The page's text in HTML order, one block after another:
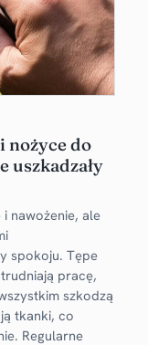
nożyce do
uszkadzały
nawożenie, ale
spokoju. Tępe
pracę,
szkodzą
tkanki, co
Regularne